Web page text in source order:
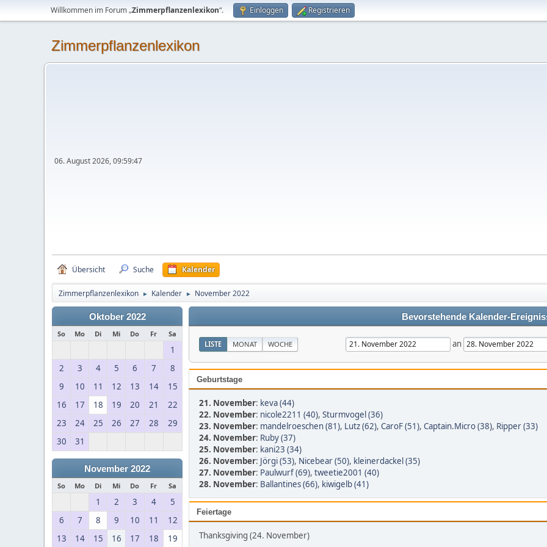
Willkommen im Forum „Zimmerpflanzenlexikon“. Einloggen Registrieren
Zimmerpflanzenlexikon
06. August 2026, 09:59:47
Übersicht Suche Kalender
Zimmerpflanzenlexikon ► Kalender ► November 2022
Oktober 2022
So Mo Di Mi Do Fr Sa
1
2
3 4 5 6 7
8
9
10 11 12 13 14
15
16
17 18 19 20 21
22
23
24 25 26 27 28
29
30
31
November 2022
So Mo Di Mi Do Fr Sa
1 2 3 4
5
6
7 8 9 10 11
12
13
14 15 16 17 18 19
Bevorstehende Kalender-
LISTE MONAT WOCHE an
Geburtstage
21. November: keva (44)
22. November: nicole2211 (40), Sturmvogel (36)
23. November: mandelroeschen (81), Lutz (62), CaroF (51), Captain.Micro (38), Ripper (33)
24. November: Ruby (37)
25. November: kani23 (34)
26. November: Jörgi (53), Nicebear (50), kleinerdackel (35)
27. November: Paulwurf (69), tweetie2001 (40)
28. November: Ballantines (66), kiwigelb (41)
Feiertage
Thanksgiving (24. November)